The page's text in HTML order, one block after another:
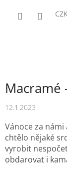
Macramé
12.1.2023
Vánoce za
chtělo nějaké
vyrobit
obdarovat i